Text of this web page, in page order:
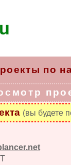
по
(вы будете